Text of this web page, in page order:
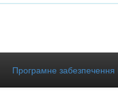
Програмне забезпечення